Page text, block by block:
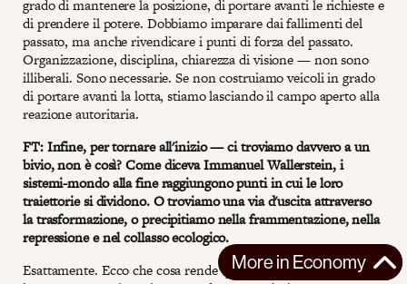
grado di mantenere la posizione, di portare avanti le richieste e
di prendere il potere. Dobbiamo imparare dai fallimenti del
passato, ma anche rivendicare i punti di forza del passato.
Organizzazione, disciplina, chiarezza di visione — non sono
illiberali. Sono necessarie. Se non costruiamo veicoli in grado
di portare avanti la lotta, stiamo lasciando il campo aperto alla
reazione autoritaria.
FT: Infine, per tornare all'inizio — ci troviamo davvero a un
bivio, non è così? Come diceva Immanuel Wallerstein, i
sistemi-mondo alla fine raggiungono punti in cui le loro
traiettorie si dividono. O troviamo una via d'uscita attraverso
la trasformazione, o precipitiamo nella frammentazione, nella
repressione e nel collasso ecologico.
Esattamente. Ecco che cosa rende questo momento così
More in Economy